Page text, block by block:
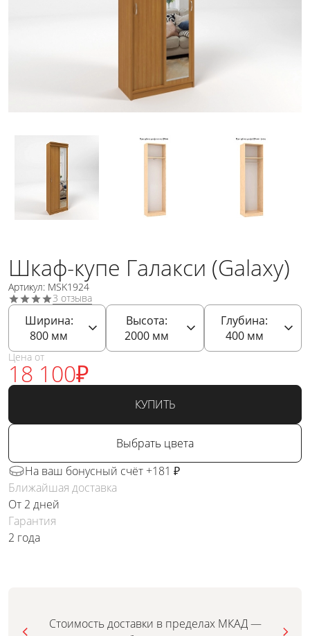
Шкаф-купе Галакси (Galaxy)
Артикул: MSK1924
3 отзыва
Ширина:
800 мм
Высота:
2000мм
Глубина:
400мм
Цена от
18 100₽
КУПИТЬ
Выбрать цвета
На ваш бонусный счёт +181 ₽
Ближайшая доставка
От 2 дней
Гарантия
2 года
Стоимость доставки в пределах МКАД —